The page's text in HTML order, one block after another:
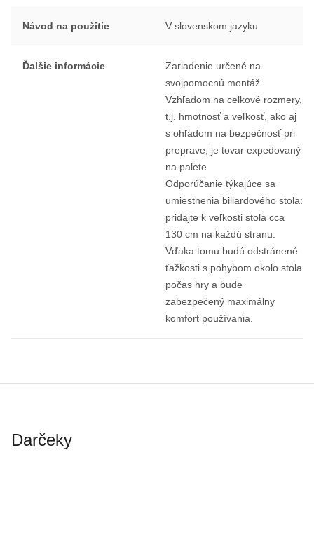
Návod na použitie V slovenskom jazyku
Ďalšie informácie
Zariadenie určené na
svojpomocnú montáž.
Vzhľadom na celkové rozmery,
t.j. hmotnosť a veľkosť, ako aj
s ohľadom na bezpečnosť pri
preprave, je tovar expedovaný
na palete
Odporúčanie týkajúce sa
umiestnenia biliardového stola:
pridajte k veľkosti stola cca
130 cm na každú stranu.
Vďaka tomu budú odstránené
ťažkosti s pohybom okolo stola
počas hry a bude
zabezpečený maximálny
komfort používania.
Darčeky